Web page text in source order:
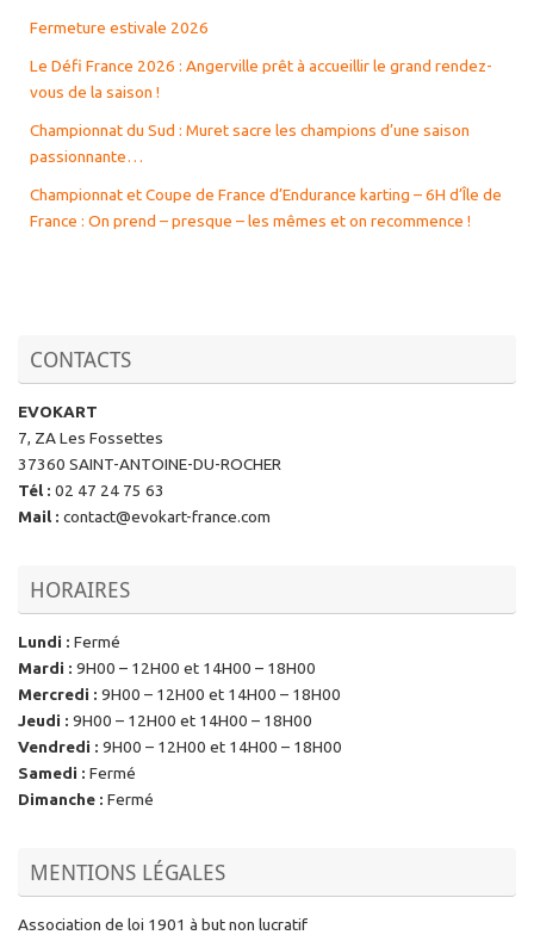
Fermeture estivale 2026
Le Défi France 2026 : Angerville prêt à accueillir le grand rendez-
vous de la saison !
Championnat du Sud : Muret sacre les champions d’une saison
passionnante…
Championnat et Coupe de France d’Endurance karting – 6H d’Île de
France : On prend – presque – les mêmes et on recommence !
CONTACTS
EVOKART
7, ZA Les Fossettes
37360 SAINT-ANTOINE-DU-ROCHER
Tél : 02 47 24 75 63
Mail : contact@evokart-france.com
HORAIRES
Lundi : Fermé
Mardi : 9H00 – 12H00 et 14H00 – 18H00
Mercredi : 9H00 – 12H00 et 14H00 – 18H00
Jeudi : 9H00 – 12H00 et 14H00 – 18H00
Vendredi : 9H00 – 12H00 et 14H00 – 18H00
Samedi : Fermé
Dimanche : Fermé
MENTIONS LÉGALES
Association de loi 1901 à but non lucratif